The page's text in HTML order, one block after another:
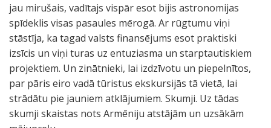
jau mirušais, vadītajs vispār esot bijis astronomijas
spīdeklis visas pasaules mērogā. Ar rūgtumu viņi
stāstīja, ka tagad valsts finansējums esot praktiski
izsīcis un viņi turas uz entuziasma un starptautiskiem
projektiem. Un zinātnieki, lai izdzīvotu un piepelnītos,
par pāris eiro vadā tūristus ekskursijās tā vietā, lai
strādātu pie jauniem atklājumiem. Skumji. Uz tādas
skumji skaistas nots Armēniju atstājām un uzsākām